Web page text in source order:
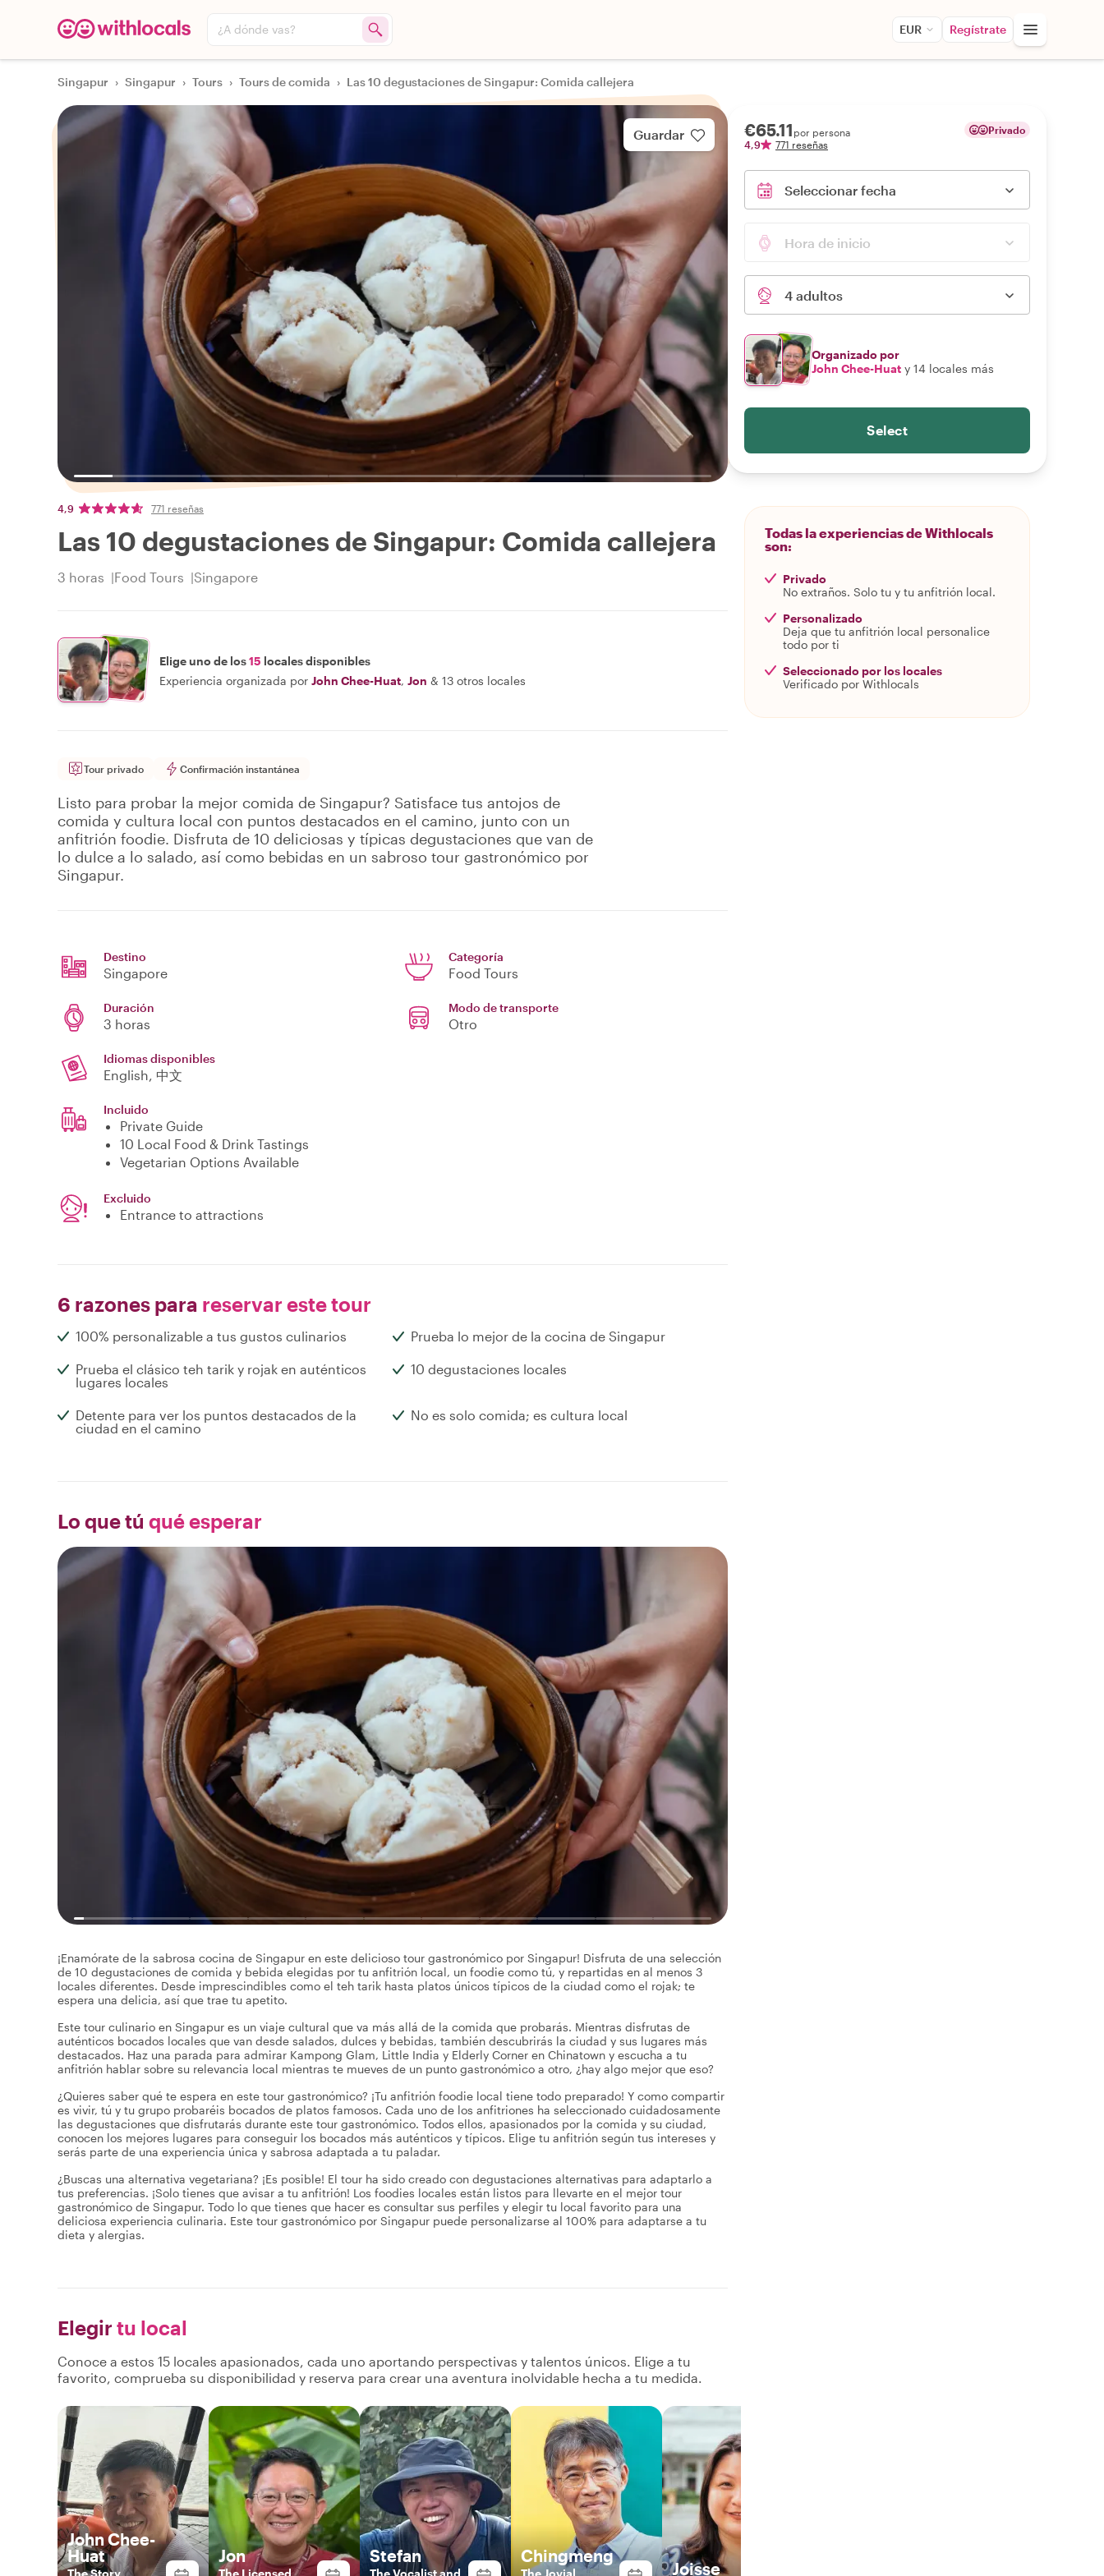
¿A dónde vas? EUR Regístrate
Singapur › Singapur › Tours › Tours de comida › Las 10 degustaciones de Singapur: Comida callejera
Guardar
4,9 771 reseñas
Las 10 degustaciones de Singapur: Comida callejera
3 horas Food Tours Singapore
Elige uno de los15 locales disponibles
Experiencia organizada por John Chee-Huat, Jon & 13 otros locales
Tour privado Confirmación instantánea
Listo para probar la mejor comida de Singapur? Satisface tus antojos de
comida y cultura local con puntos destacados en el camino, junto con un
anfitrión foodie. Disfruta de 10 deliciosas y típicas degustaciones que van de
lo dulce a lo salado, así como bebidas en un sabroso tour gastronómico por
Singapur.
Destino
Singapore
Categoría
Food Tours
Duración
3 horas
Modo de transporte
Otro
Idiomas disponibles
English, 中文
Incluido
Private Guide
10 Local Food & Drink Tastings
Vegetarian Options Available
Excluido
Entrance to attractions
6 razones para reservar este tour
100% personalizable a tus gustos culinarios Prueba lo mejor de la cocina de Singapur
Prueba el clásico teh tarik y rojak en auténticos
lugares locales
10 degustaciones locales
Detente para ver los puntos destacados de la
ciudad en el camino
No es solo comida; es cultura local
Lo que tú qué esperar
¡Enamórate de la sabrosa cocina de Singapur en este delicioso tour gastronómico por Singapur! Disfruta de una selección
de 10 degustaciones de comida y bebida elegidas por tu anfitrión local, un foodie como tú, y repartidas en al menos 3
locales diferentes. Desde imprescindibles como el teh tarik hasta platos únicos típicos de la ciudad como el rojak; te
espera una delicia, así que trae tu apetito.
Este tour culinario en Singapur es un viaje cultural que va más allá de la comida que probarás. Mientras disfrutas de
auténticos bocados locales que van desde salados, dulces y bebidas, también descubrirás la ciudad y sus lugares más
destacados. Haz una parada para admirar Kampong Glam, Little India y Elderly Corner en Chinatown y escucha a tu
anfitrión hablar sobre su relevancia local mientras te mueves de un punto gastronómico a otro, ¿hay algo mejor que eso?
¿Quieres saber qué te espera en este tour gastronómico? ¡Tu anfitrión foodie local tiene todo preparado! Y como compartir
es vivir, tú y tu grupo probaréis bocados de platos famosos. Cada uno de los anfitriones ha seleccionado cuidadosamente
las degustaciones que disfrutarás durante este tour gastronómico. Todos ellos, apasionados por la comida y su ciudad,
conocen los mejores lugares para conseguir los bocados más auténticos y típicos. Elige tu anfitrión según tus intereses y
serás parte de una experiencia única y sabrosa adaptada a tu paladar.
¿Buscas una alternativa vegetariana? ¡Es posible! El tour ha sido creado con degustaciones alternativas para adaptarlo a
tus preferencias. ¡Solo tienes que avisar a tu anfitrión! Los foodies locales están listos para llevarte en el mejor tour
gastronómico de Singapur. Todo lo que tienes que hacer es consultar sus perfiles y elegir tu local favorito para una
deliciosa experiencia culinaria. Este tour gastronómico por Singapur puede personalizarse al 100% para adaptarse a tu
dieta y alergias.
Elegir tu local
Conoce a estos 15 locales apasionados, cada uno aportando perspectivas y talentos únicos. Elige a tu
favorito, comprueba su disponibilidad y reserva para crear una aventura inolvidable hecha a tu medida.
John Chee-
Huat
The Story
Jon
The Licensed
Stefan
The Vocalist and
Chingmeng
The Jovial
Joisse
€65.11 por persona
4,9
771 reseñas
Privado
Seleccionar fecha
Hora de inicio
4 adultos
Organizado por
John Chee-Huat y 14 locales más
Select
Todas la experiencias de Withlocals
son:
Privado
No extraños. Solo tu y tu anfitrión local.
Personalizado
Deja que tu anfitrión local personalice
todo por ti
Seleccionado por los locales
Verificado por Withlocals